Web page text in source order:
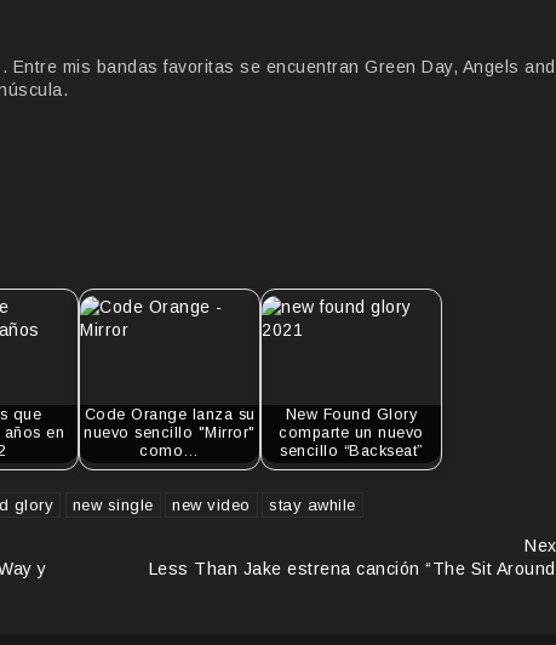
Entre mis bandas favoritas se encuentran Green Day, Angels and
que
en
Code Orange lanza su
nuevo sencillo "Mirror"
como…
New Found Glory
comparte un nuevo
sencillo “Backseat”
glory new single new video stay awhile
y
Less Than Jake estrena canción “The Sit